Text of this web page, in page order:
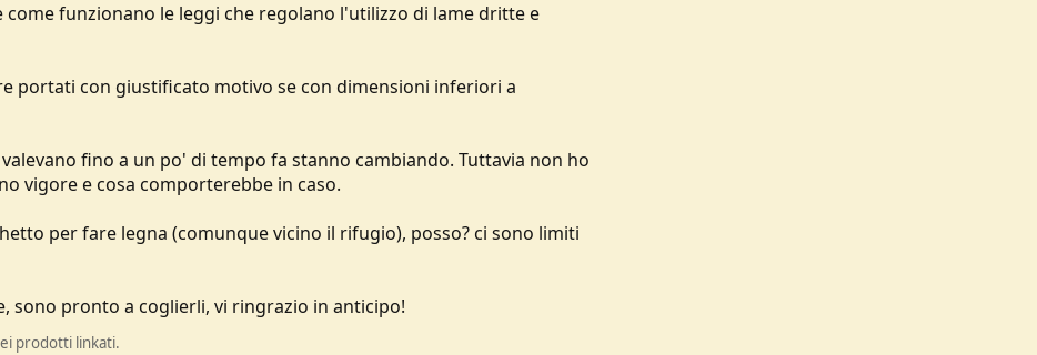
come funzionano le leggi che regolano l'utilizzo di lame dritte e
portati con giustificato motivo se con dimensioni inferiori a
fino a un po' di tempo fa stanno cambiando. Tuttavia non ho
vigore e cosa comporterebbe in caso.
per fare legna (comunque vicino il rifugio), posso? ci sono limiti
sono pronto a coglierli, vi ringrazio in anticipo!
prodotti linkati.